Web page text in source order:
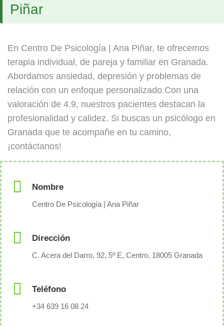
Piñar
En Centro De Psicología | Ana Piñar, te ofrecemos
terapia individual, de pareja y familiar en Granada.
Abordamos ansiedad, depresión y problemas de
relación con un enfoque personalizado.Con una
valoración de 4.9, nuestros pacientes destacan la
profesionalidad y calidez. Si buscas un psicólogo en
Granada que te acompañe en tu camino,
¡contáctanos!
Nombre
Centro De Psicología | Ana Piñar
Dirección
C. Acera del Darro, 92, 5º E, Centro, 18005 Granada
Teléfono
+34 639 16 08 24